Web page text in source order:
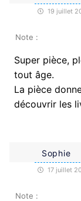
19 juillet
Note :
Super pièce,
tout âge.
La pièce
découvrir les
Sophie
17 juillet
Note :